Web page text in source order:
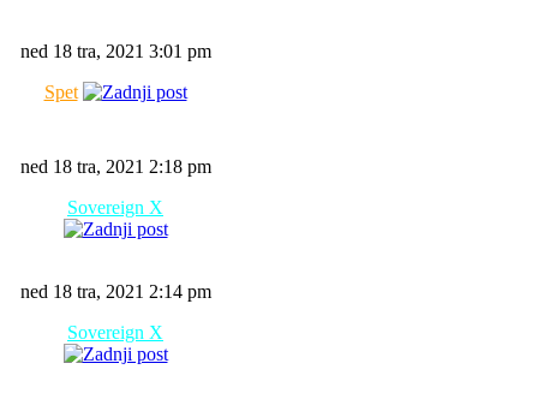
ned 18 tra, 2021 3:01 pm
Spet
ned 18 tra, 2021 2:18 pm
Sovereign X
ned 18 tra, 2021 2:14 pm
Sovereign X